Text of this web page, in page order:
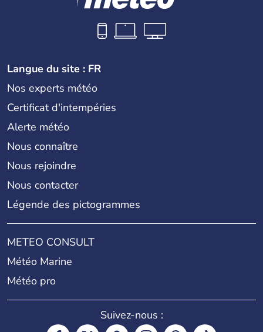
Langue du site : FR
Nos experts météo
Certificat d'intempéries
Alerte météo
Nous connaître
Nous rejoindre
Nous contacter
Légende des pictogrammes
METEO CONSULT
Météo Marine
Météo pro
Suivez-nous :